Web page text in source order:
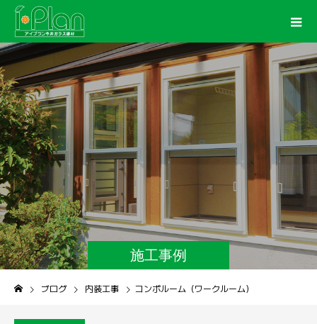
施工事例
ブログ 内装工事 コンポルーム（ワークルーム）